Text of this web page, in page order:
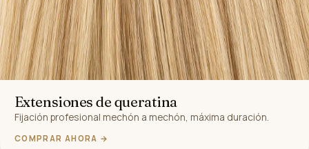
Extensiones de queratina
Fijación profesional mechón a mechón, máxima duración.
COMPRAR AHORA →